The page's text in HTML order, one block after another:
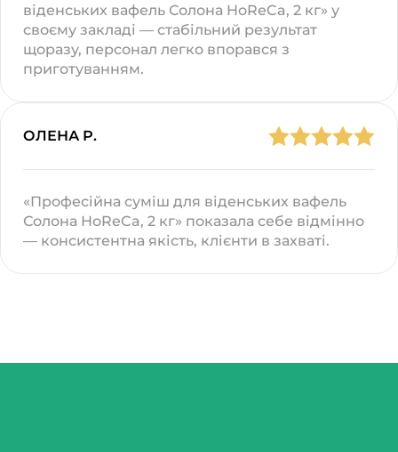
віденських вафель Солона HoReCa, 2 кг» у
своєму закладі — стабільний результат
щоразу, персонал легко впорався з
приготуванням.
ОЛЕНА Р.
«Професійна суміш для віденських вафель
Солона HoReCa, 2 кг» показала себе відмінно
— консистентна якість, клієнти в захваті.